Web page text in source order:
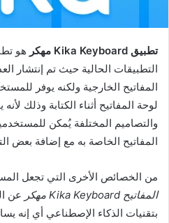
تطبيق Kika Keyboard مهكر
هو
التطبيقات الحالية حيث تم إنتشار
المفاتيح الخارجية ولكنه يوفر
لوحة المفاتيح أثناء الكتابة وذلك
والتصاميم المختلفة يُمكن
المفاتيح الخاصة به مع إضافة بعض
من الخصائص الأخرى التي تجعل
المفاتيح Kika Keyboard مهكر
عن
بتقنيات الذكاء الإصطناعي أي إنه